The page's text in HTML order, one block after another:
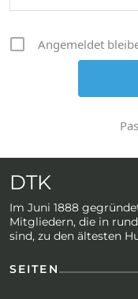
Angemeldet
DTK
Im Juni 1888
Mitgliedern, die in
sind, zu den ältesten
SEITEN